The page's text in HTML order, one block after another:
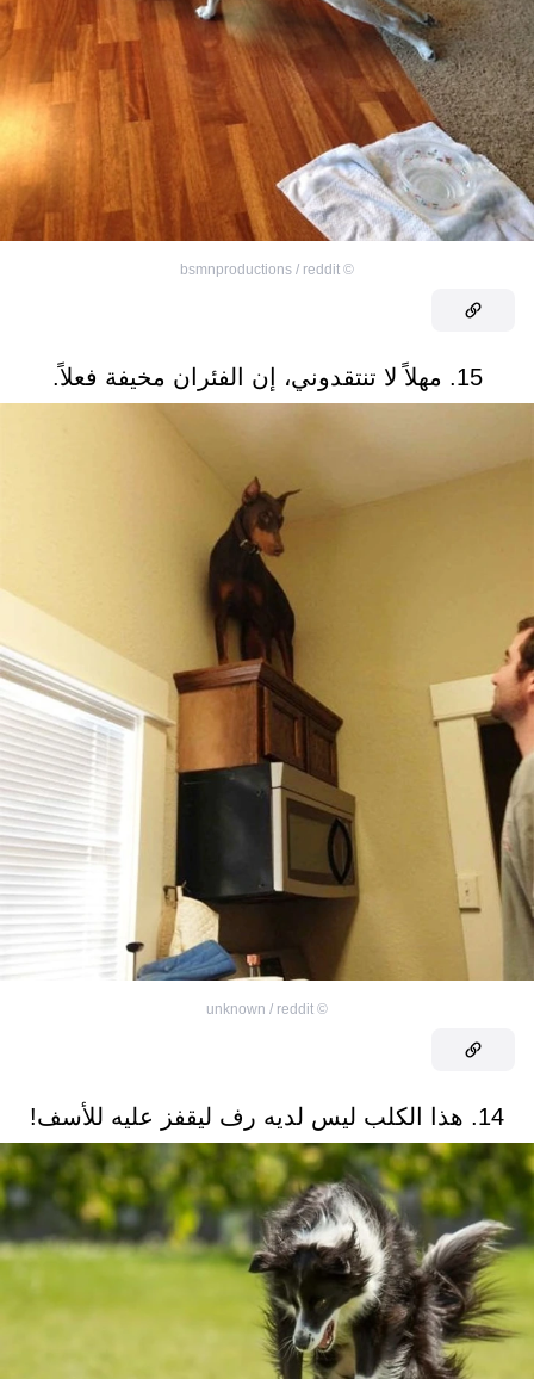
©
bsmnproductions / reddit
15. مهلاً لا تنتقدوني، إن الفئران مخيفة فعلاً.
©
unknown / reddit
14. هذا الكلب ليس لديه رف ليقفز عليه للأسف!